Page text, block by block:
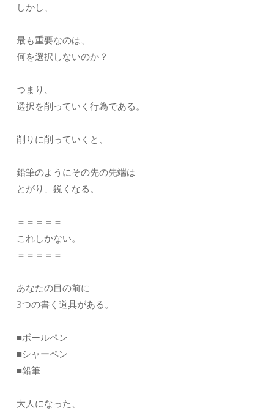
しかし、
最も重要なのは、
何を選択しないのか？
つまり、
選択を削っていく行為である。
削りに削っていくと、
鉛筆のようにその先の先端は
とがり、鋭くなる。
＝＝＝＝＝
これしかない。
＝＝＝＝＝
あなたの目の前に
3つの書く道具がある。
■ボールペン
■シャーペン
■鉛筆
大人になった、